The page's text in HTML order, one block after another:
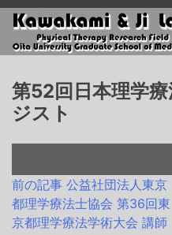
Skip
content
第52回日本理学
ジスト
投
稿
前の記事 公益社団法人東京
都理学療法士協会 第36回東
京都理学療法学術大会 講師